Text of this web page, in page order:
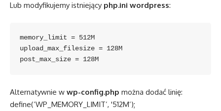
Lub modyfikujemy istniejący php.ini wordpress:
memory_limit = 512M
upload_max_filesize = 128M
Alternatywnie w wp-config.php można dodać linię:
define(’WP_MEMORY_LIMIT’, '512M’);